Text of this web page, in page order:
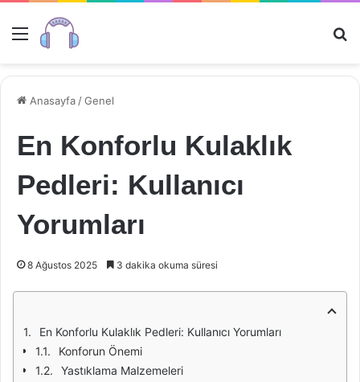
Menü
Anasayfa /Genel
En Konforlu Kulaklık
Pedleri: Kullanıcı
Yorumları
8 Ağustos 2025 3 dakika okuma süresi
En Konforlu Kulaklık Pedleri: Kullanıcı Yorumları
Konforun Önemi
Yastıklama Malzemeleri